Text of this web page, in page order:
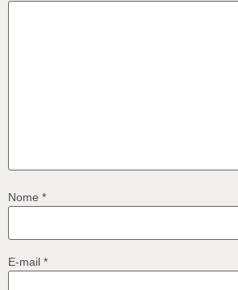
Nome *
E-mail *